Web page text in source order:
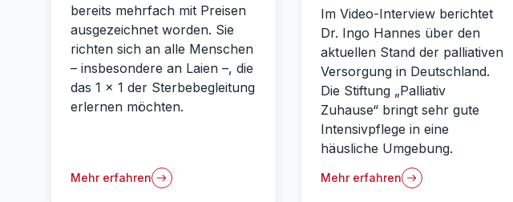
bereits mehrfach mit Preisen
ausgezeichnet worden. Sie
richten sich an alle Menschen
– insbesondere an Laien –, die
das 1 x 1 der Sterbebegleitung
erlernen möchten.
Mehr erfahren
Im Video-Interview berichtet
Dr. Ingo Hannes über den
aktuellen Stand der palliativen
Versorgung in Deutschland.
Die Stiftung „Palliativ
Zuhause“ bringt sehr gute
Intensivpflege in eine
häusliche Umgebung.
Mehr erfahren